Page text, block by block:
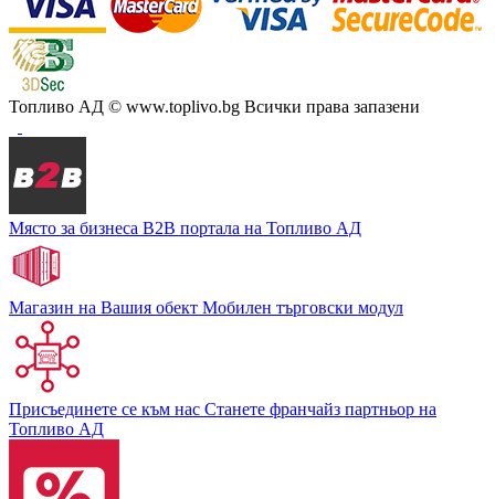
Топливо АД © www.toplivo.bg Всички права запазени
Място за бизнеса В2В портала на Топливо АД
Магазин на Вашия обект Мобилен търговски модул
Присъединете се към нас Станете франчайз партньор на
Топливо АД